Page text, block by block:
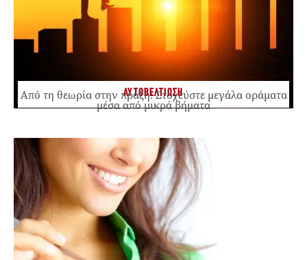
ΑΥΤΟΒΕΛΤΙΩΣΗ
Από τη θεωρία στην πράξη: Στοχεύστε μεγάλα οράματα
μέσα από μικρά βήματα